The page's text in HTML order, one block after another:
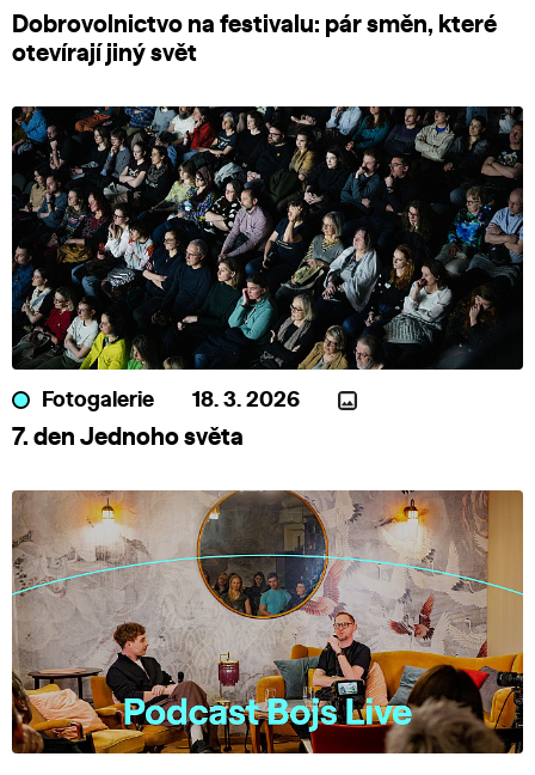
Dobrovolnictvo na festivalu: pár směn, které
otevírají jiný svět
Fotogalerie 18. 3. 2026
7. den Jednoho světa